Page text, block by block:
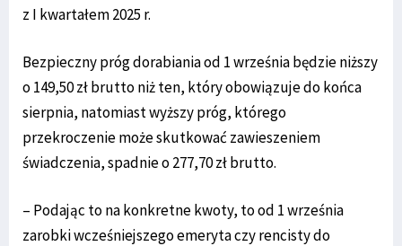
z I kwartałem 2025 r.
Bezpieczny próg dorabiania od 1 września będzie niższy
o 149,50 zł brutto niż ten, który obowiązuje do końca
sierpnia, natomiast wyższy próg, którego
przekroczenie może skutkować zawieszeniem
świadczenia, spadnie o 277,70 zł brutto.
– Podając to na konkretne kwoty, to od 1 września
zarobki wcześniejszego emeryta czy rencisty do